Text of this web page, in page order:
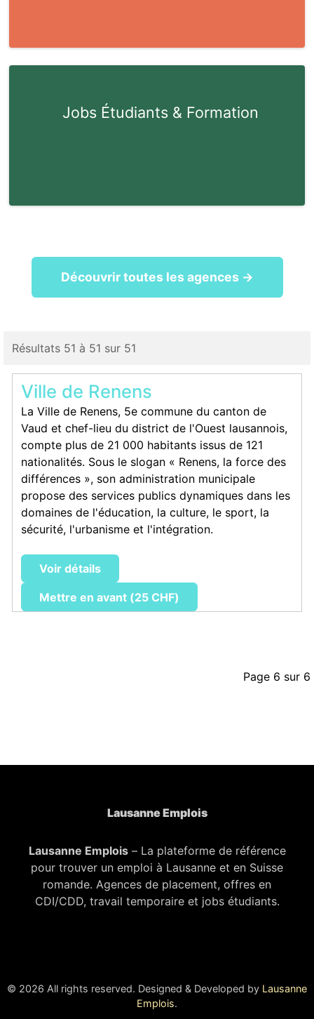
Jobs Étudiants & Formation
Découvrir toutes les agences →
Résultats 51 à 51 sur 51
Ville de Renens
La Ville de Renens, 5e commune du canton de
Vaud et chef-lieu du district de l'Ouest lausannois,
compte plus de 21 000 habitants issus de 121
nationalités. Sous le slogan « Renens, la force des
différences », son administration municipale
propose des services publics dynamiques dans les
domaines de l'éducation, la culture, le sport, la
sécurité, l'urbanisme et l'intégration.
Voir détails
Mettre en avant (25 CHF)
Page 6 sur 6
Lausanne Emplois
Lausanne Emplois– La plateforme de référence
pour trouver un emploi à Lausanne et en Suisse
romande. Agences de placement, offres en
CDI/CDD, travail temporaire et jobs étudiants.
© 2026 All rights reserved. Designed & Developed by Lausanne
Emplois.